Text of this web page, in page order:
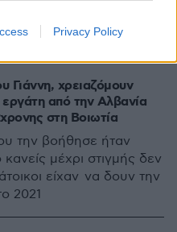
Privacy Policy
Γιάννη, χρειαζόμουν
από την Αλβανία
στη Βοιωτία
την βοήθησε ήταν
μέχρι στιγμής δεν
είχαν να δουν την
2021